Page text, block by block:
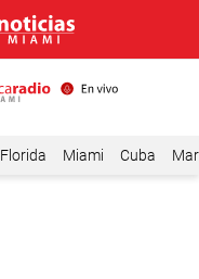
Florida Miami Cuba